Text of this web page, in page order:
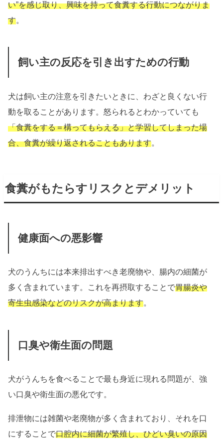
い”を感じ取り、興味を持って食糞する行動につながりま
す。
飼い主の反応を引き出すための行動
犬は飼い主の注意を引きたいときに、わざと良くない行
動を取ることがあります。怒られるとわかっていても
「食糞をする＝構ってもらえる」と学習してしまった場
合、食糞が繰り返されることもあります。
食糞がもたらすリスクとデメリット
健康面への悪影響
犬のうんちには本来排出すべき老廃物や、腸内の細菌が
多く含まれています。これを再摂取することで胃腸炎や
寄生虫感染などのリスクが高まります。
口臭や衛生面の問題
犬がうんちを食べることで最も身近に現れる問題が、強
い口臭や衛生面の悪化です。
排泄物には雑菌や老廃物が多く含まれており、それを口
にすることで口腔内に細菌が繁殖し、ひどい臭いの原因